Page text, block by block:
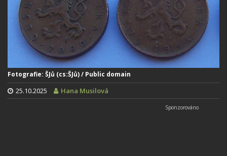
Fotografie: ŠJů (cs:ŠJů) / Public domain
25.10.2025 Hana Musilová